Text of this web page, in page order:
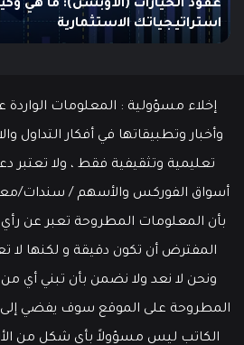
يونيو 10, 2025
ما هو الـ Swing Trading؟ دليلك الشامل للمبتدئين
إخلاء مسؤولية : المعلومات الواردة
وأخبار وتطبيقاتها في أفكار التداول
تعليمية وتثقيفية فقط ، ولا تعتبر
أسواق الفوركس والأسهم / سندات/
بأن المعلومات المطروحة تعبر عن
المفترض أن تكون دقيقة و لكنها لا
ونحن لا نعد ولا نضمن بأن تبني أي من
المطروحة على الموقع سوف يفضي إلى
الكاتب ليس مسؤولاً بأي شكل من